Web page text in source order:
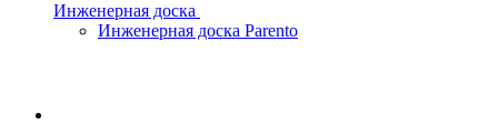
Инженерная доска
Инженерная доска Parento